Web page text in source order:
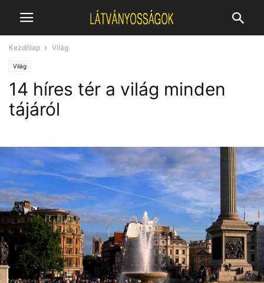
Kezdőlap Világ
Világ
14 híres tér a világ minden
tájáról